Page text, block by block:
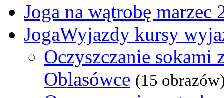
Joga na wątrobę marzec
JogaWyjazdy kursy
Oczyszczanie sokami
Oblasówce (15